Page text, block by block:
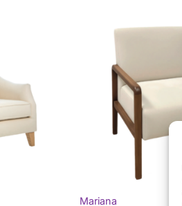
Mariana